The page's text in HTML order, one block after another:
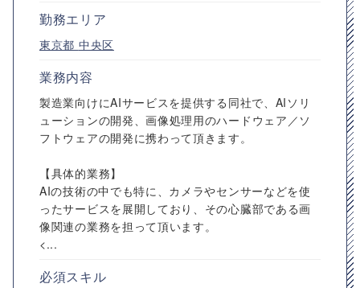
勤務エリア
東京都 中央区
業務内容
製造業向けにAIサービスを提供する同社で、AIソリ
ューションの開発、画像処理用のハードウェア／ソ
フトウェアの開発に携わって頂きます。
【具体的業務】
AIの技術の中でも特に、カメラやセンサーなどを使
ったサービスを展開しており、その心臓部である画
像関連の業務を担って頂います。
<...
必須スキル